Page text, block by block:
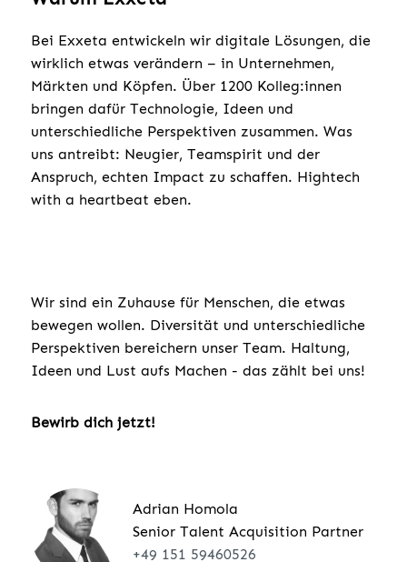
Bei Exxeta entwickeln wir digitale Lösungen, die
wirklich etwas verändern – in Unternehmen,
Märkten und Köpfen. Über 1200 Kolleg:innen
bringen dafür Technologie, Ideen und
unterschiedliche Perspektiven zusammen. Was
uns antreibt: Neugier, Teamspirit und der
Anspruch, echten Impact zu schaffen. Hightech
with a heartbeat eben.
Wir sind ein Zuhause für Menschen, die etwas
bewegen wollen. Diversität und unterschiedliche
Perspektiven bereichern unser Team. Haltung,
Ideen und Lust aufs Machen - das zählt bei uns!
Bewirb dich jetzt!
Adrian Homola
Senior Talent Acquisition Partner
+49 151 59460526